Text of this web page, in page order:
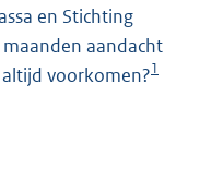
en Stichting
aandacht
voorkomen?1